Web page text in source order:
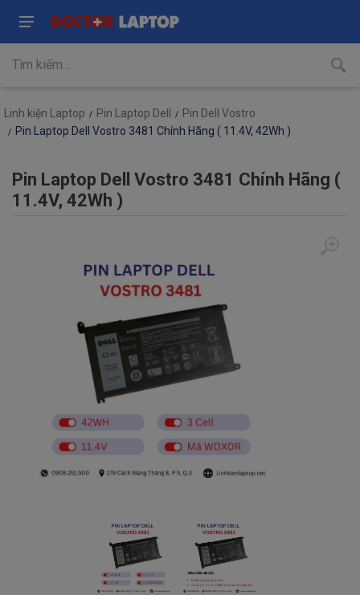
Linh kiện Laptop Pin Laptop Dell
Pin Dell Vostro
Pin Laptop Dell Vostro 3481 Chính Hãng ( 11.4V, 42Wh )
Pin Laptop Dell Vostro 3481 Chính Hãng (
11.4V, 42Wh )